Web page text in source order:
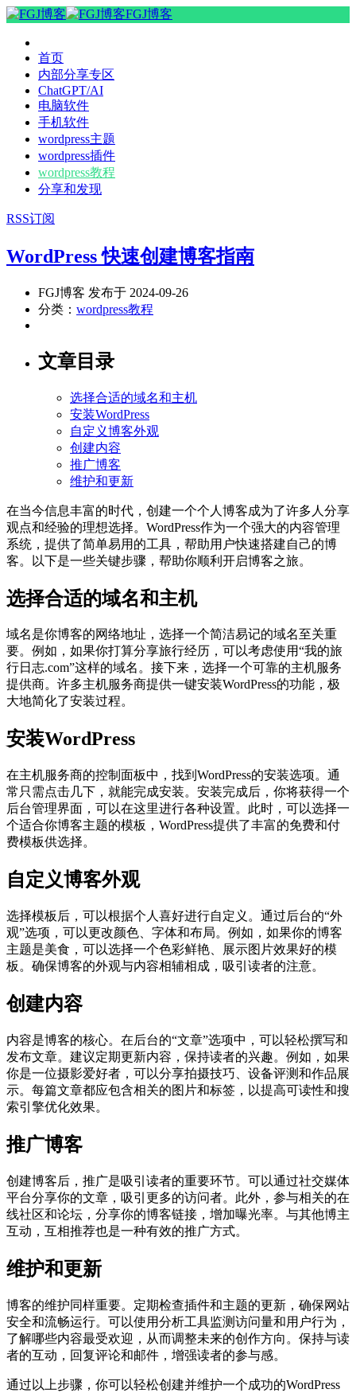
FGJ博客
首页
内部分享专区
ChatGPT/AI
电脑软件
手机软件
wordpress主题
wordpress插件
wordpress教程
分享和发现
RSS订阅
WordPress 快速创建博客指南
FGJ博客 发布于 2024-09-26
分类： wordpress教程
文章目录
选择合适的域名和主机
安装WordPress
自定义博客外观
创建内容
推广博客
维护和更新
在当今信息丰富的时代，创建一个个人博客成为了许多人分享
观点和经验的理想选择。WordPress作为一个强大的内容管理
系统，提供了简单易用的工具，帮助用户快速搭建自己的博
客。以下是一些关键步骤，帮助你顺利开启博客之旅。
选择合适的域名和主机
域名是你博客的网络地址，选择一个简洁易记的域名至关重
要。例如，如果你打算分享旅行经历，可以考虑使用“我的旅
行日志.com”这样的域名。接下来，选择一个可靠的主机服务
提供商。许多主机服务商提供一键安装WordPress的功能，极
大地简化了安装过程。
安装WordPress
在主机服务商的控制面板中，找到WordPress的安装选项。通
常只需点击几下，就能完成安装。安装完成后，你将获得一个
后台管理界面，可以在这里进行各种设置。此时，可以选择一
个适合你博客主题的模板，WordPress提供了丰富的免费和付
费模板供选择。
自定义博客外观
选择模板后，可以根据个人喜好进行自定义。通过后台的“外
观”选项，可以更改颜色、字体和布局。例如，如果你的博客
主题是美食，可以选择一个色彩鲜艳、展示图片效果好的模
板。确保博客的外观与内容相辅相成，吸引读者的注意。
创建内容
内容是博客的核心。在后台的“文章”选项中，可以轻松撰写和
发布文章。建议定期更新内容，保持读者的兴趣。例如，如果
你是一位摄影爱好者，可以分享拍摄技巧、设备评测和作品展
示。每篇文章都应包含相关的图片和标签，以提高可读性和搜
索引擎优化效果。
推广博客
创建博客后，推广是吸引读者的重要环节。可以通过社交媒体
平台分享你的文章，吸引更多的访问者。此外，参与相关的在
线社区和论坛，分享你的博客链接，增加曝光率。与其他博主
互动，互相推荐也是一种有效的推广方式。
维护和更新
博客的维护同样重要。定期检查插件和主题的更新，确保网站
安全和流畅运行。可以使用分析工具监测访问量和用户行为，
了解哪些内容最受欢迎，从而调整未来的创作方向。保持与读
者的互动，回复评论和邮件，增强读者的参与感。
通过以上步骤，你可以轻松创建并维护一个成功的WordPress